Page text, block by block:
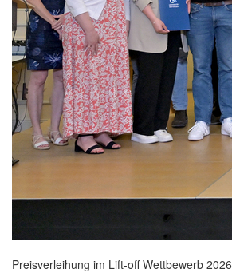
Preisverleihung im Lift-off Wettbewerb 2026